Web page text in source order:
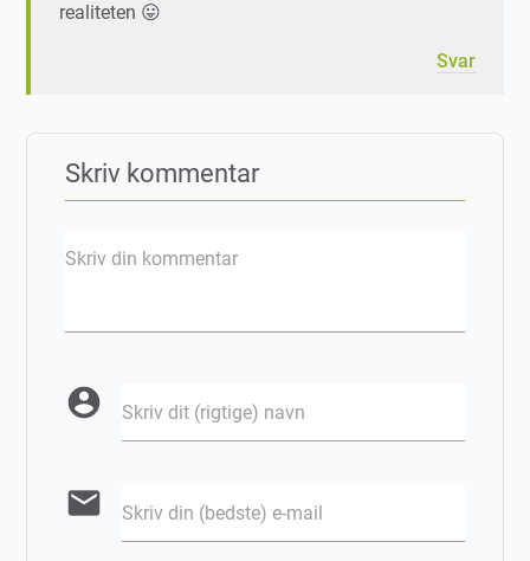
realiteten 😛
Svar
Skriv kommentar
Skriv din kommentar
account_circle Skriv dit (rigtige) navn
email Skriv din (bedste) e-mail